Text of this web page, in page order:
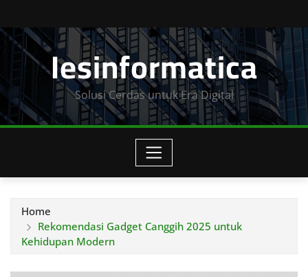
to
content
Iesinformatica
Solusi Cerdas untuk Era Digital
Home
Rekomendasi Gadget Canggih 2025 untuk
Kehidupan Modern